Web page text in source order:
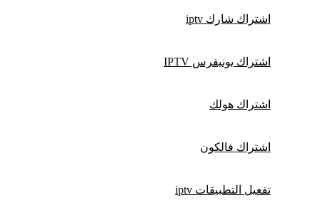
اشتراك شارك iptv
اشتراك يونيفرس IPTV
اشتراك هولك
اشتراك فالكون
تفعيل التطبيقات iptv